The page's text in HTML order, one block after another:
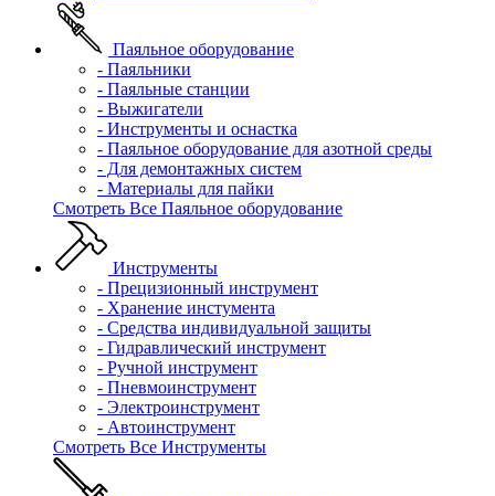
Паяльное оборудование
- Паяльники
- Паяльные станции
- Выжигатели
- Инструменты и оснастка
- Паяльное оборудование для азотной среды
- Для демонтажных систем
- Материалы для пайки
Смотреть Все Паяльное оборудование
Инструменты
- Прецизионный инструмент
- Хранение инстумента
- Средства индивидуальной защиты
- Гидравлический инструмент
- Ручной инструмент
- Пневмоинструмент
- Электроинструмент
- Автоинструмент
Смотреть Все Инструменты